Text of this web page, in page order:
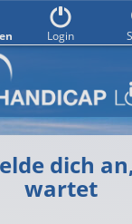
dich
wartet
Login